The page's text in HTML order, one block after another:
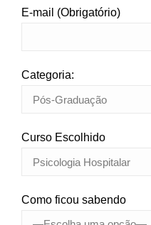
E-mail (Obrigatório)
Categoria:
Curso Escolhido
Como ficou sabendo